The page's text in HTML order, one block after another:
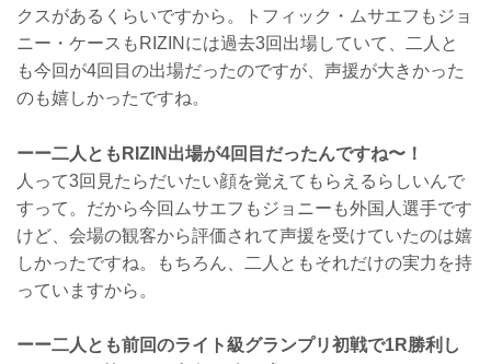
クスがあるくらいですから。トフィック・ムサエフもジョ
ニー・ケースもRIZINには過去3回出場していて、二人と
も今回が4回目の出場だったのですが、声援が大きかった
のも嬉しかったですね。
ーー二人ともRIZIN出場が4回目だったんですね〜！
人って3回見たらだいたい顔を覚えてもらえるらしいんで
すって。だから今回ムサエフもジョニーも外国人選手です
けど、会場の観客から評価されて声援を受けていたのは嬉
しかったですね。もちろん、二人ともそれだけの実力を持
っていますから。
ーー二人とも前回のライト級グランプリ初戦で1R勝利し